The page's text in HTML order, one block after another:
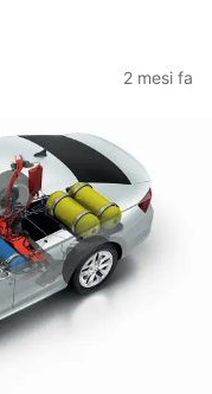
2 mesi fa